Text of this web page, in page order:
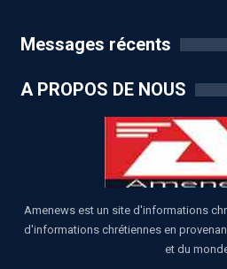
Messages récents
A PROPOS DE NOUS
Amenews est un site d'informations
d'informations chrétiennes en
et du